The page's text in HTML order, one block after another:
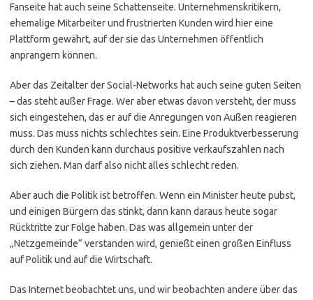
Fanseite hat auch seine Schattenseite. Unternehmenskritikern,
ehemalige Mitarbeiter und frustrierten Kunden wird hier eine
Plattform gewährt, auf der sie das Unternehmen öffentlich
anprangern können.
Aber das Zeitalter der Social-Networks hat auch seine guten Seiten
– das steht außer Frage. Wer aber etwas davon versteht, der muss
sich eingestehen, das er auf die Anregungen von Außen reagieren
muss. Das muss nichts schlechtes sein. Eine Produktverbesserung
durch den Kunden kann durchaus positive verkaufszahlen nach
sich ziehen. Man darf also nicht alles schlecht reden.
Aber auch die Politik ist betroffen. Wenn ein Minister heute pubst,
und einigen Bürgern das stinkt, dann kann daraus heute sogar
Rücktritte zur Folge haben. Das was allgemein unter der
„Netzgemeinde“ verstanden wird, genießt einen großen Einfluss
auf Politik und auf die Wirtschaft.
Das Internet beobachtet uns, und wir beobachten andere über das